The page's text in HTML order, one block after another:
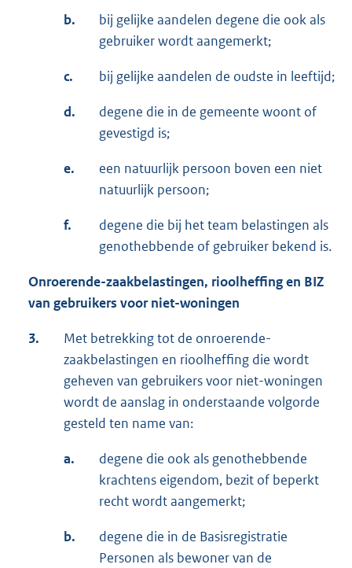
b.
bij gelijke aandelen degene die ook als
gebruiker wordt aangemerkt;
c. bij gelijke aandelen de oudste in leeftijd;
d.
degene die in de gemeente woont of
gevestigd is;
e.
een natuurlijk persoon boven een niet
natuurlijk persoon;
f.
degene die bij het team belastingen als
genothebbende of gebruiker bekend is.
Onroerende-zaakbelastingen, rioolheffing en BIZ
van gebruikers voor niet-woningen
3.
Met betrekking tot de onroerende-
zaakbelastingen en rioolheffing die wordt
geheven van gebruikers voor niet-woningen
wordt de aanslag in onderstaande volgorde
gesteld ten name van:
a.
degene die ook als genothebbende
krachtens eigendom, bezit of beperkt
recht wordt aangemerkt;
b.
degene die in de Basisregistratie
Personen als bewoner van de